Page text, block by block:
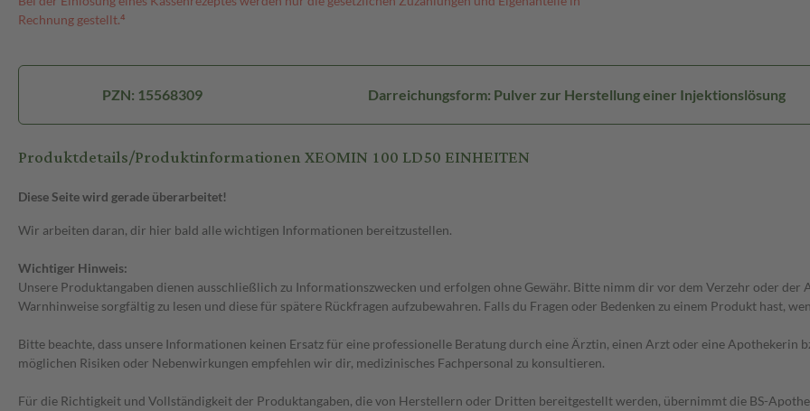
Rechnung gestellt.⁴
PZN: 15568309 Darreichungsform: Pulver zur Herstellung einer Injektionslösung
Produktdetails/Produktinformationen XEOMIN 100 LD50 EINHEITEN
Diese Seite wird gerade überarbeitet!
Wir arbeiten daran, dir hier bald alle wichtigen Informationen bereitzustellen.
Wichtiger Hinweis:
Unsere Produktangaben dienen ausschließlich zu Informationszwecken und erfolgen ohne Gewähr. Bitte nimm dir vor dem Verzehr oder
Warnhinweise sorgfältig zu lesen und diese für spätere Rückfragen aufzubewahren. Falls du Fragen oder Bedenken zu einem Produkt hast,
Bitte beachte, dass unsere Informationen keinen Ersatz für eine professionelle Beratung durch eine Ärztin, einen Arzt oder eine Apothekerin
möglichen Risiken oder Nebenwirkungen empfehlen wir dir, medizinisches Fachpersonal zu konsultieren.
Für die Richtigkeit und Vollständigkeit der Produktangaben, die von Herstellern oder Dritten bereitgestellt werden, übernimmt die BS-